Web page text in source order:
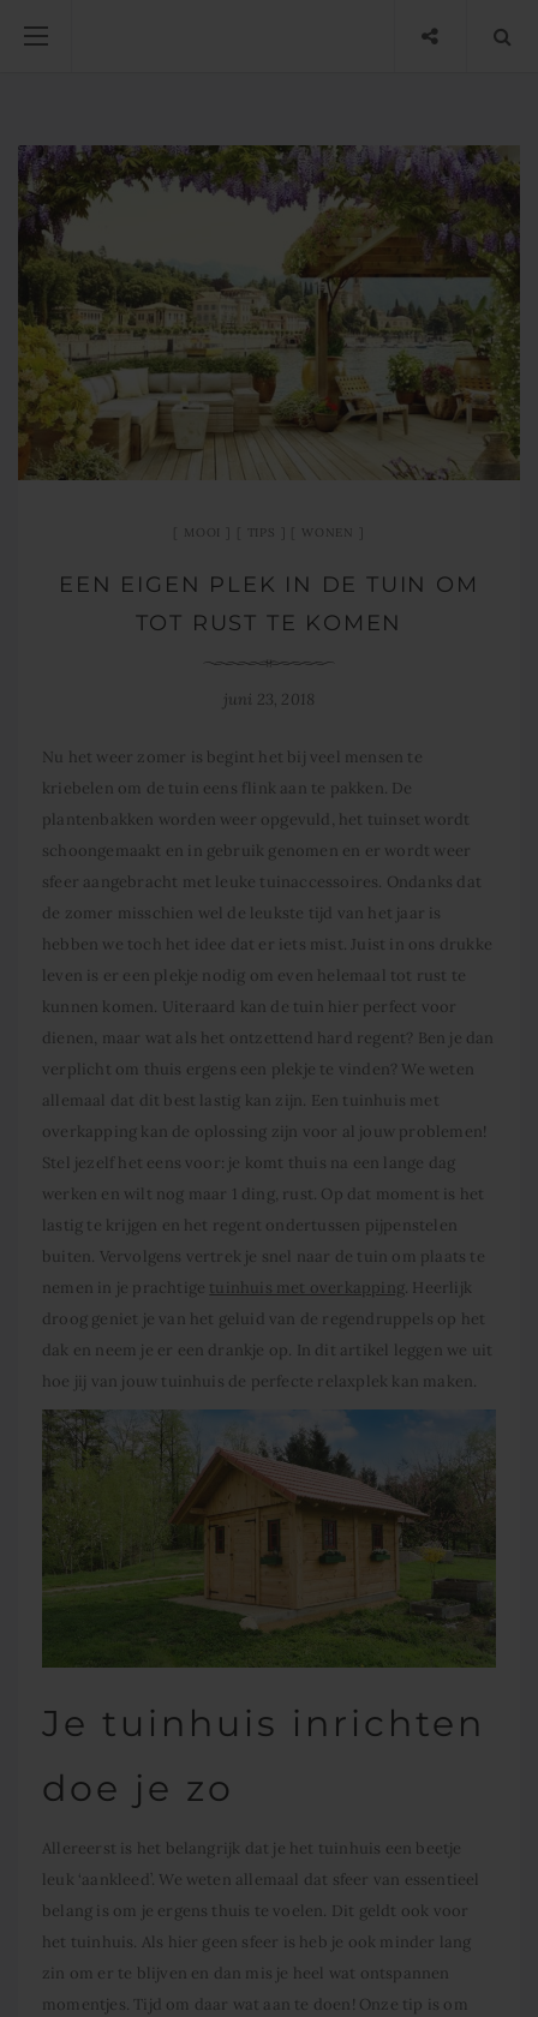
MOOI TIPS WONEN
EEN EIGEN PLEK IN DE TUIN OM
TOT RUST TE KOMEN
juni 23, 2018
Nu het weer zomer is begint het bij veel mensen te
kriebelen om de tuin eens flink aan te pakken. De
plantenbakken worden weer opgevuld, het tuinset wordt
schoongemaakt en in gebruik genomen en er wordt weer
sfeer aangebracht met leuke tuinaccessoires. Ondanks dat
de zomer misschien wel de leukste tijd van het jaar is
hebben we toch het idee dat er iets mist. Juist in ons drukke
leven is er een plekje nodig om even helemaal tot rust te
kunnen komen. Uiteraard kan de tuin hier perfect voor
dienen, maar wat als het ontzettend hard regent? Ben je dan
verplicht om thuis ergens een plekje te vinden? We weten
allemaal dat dit best lastig kan zijn. Een tuinhuis met
overkapping kan de oplossing zijn voor al jouw problemen!
Stel jezelf het eens voor: je komt thuis na een lange dag
werken en wilt nog maar 1 ding, rust. Op dat moment is het
lastig te krijgen en het regent ondertussen pijpenstelen
buiten. Vervolgens vertrek je snel naar de tuin om plaats te
nemen in je prachtige tuinhuis met overkapping. Heerlijk
droog geniet je van het geluid van de regendruppels op het
dak en neem je er een drankje op. In dit artikel leggen we uit
hoe jij van jouw tuinhuis de perfecte relaxplek kan maken.
Je tuinhuis inrichten
doe je zo
Allereerst is het belangrijk dat je het tuinhuis een beetje
leuk ‘aankleed’. We weten allemaal dat sfeer van essentieel
belang is om je ergens thuis te voelen. Dit geldt ook voor
het tuinhuis. Als hier geen sfeer is heb je ook minder lang
zin om er te blijven en dan mis je heel wat ontspannen
momentjes. Tijd om daar wat aan te doen! Onze tip is om